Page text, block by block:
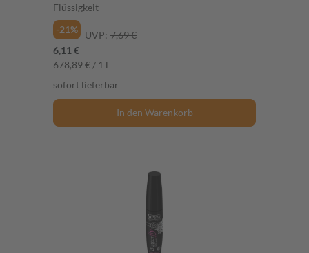
Flüssigkeit
-21%
UVP: 7,69 €
6,11 €
678,89 € / 1 l
sofort lieferbar
In den Warenkorb